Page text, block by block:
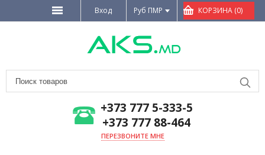
КОРЗИНА (0)
Руб ПМР
Вход
+373 777 5-333-5
+373 777 88-464
ПЕРЕЗВОНИТЕ МНЕ